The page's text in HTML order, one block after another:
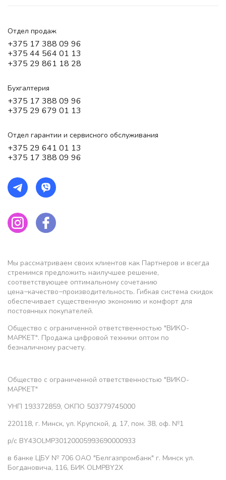
Отдел продаж
+375 17 388 09 96
+375 44 564 01 13
+375 29 861 18 28
Бухгалтерия
+375 17 388 09 96
+375 29 679 01 13
Отдел гарантии и сервисного обслуживания
+375 29 641 01 13
+375 17 388 09 96
Мы рассматриваем своих клиентов как Партнеров и всегда
стремимся предложить наилучшее решение,
соответствующее оптимальному сочетанию
цена−качество−производительность. Гибкая система скидок
обеспечивает существенную экономию и комфорт для
постоянных покупателей.
Общество с ограниченной ответственностью "ВИКО-
МАРКЕТ". Продажа цифровой техники оптом по
безналичному расчету.
Общество с ограниченной ответственностью "ВИКО-
МАРКЕТ"
УНП 193372859, ОКПО 503779745000
220118, г. Минск, ул. Крупской, д. 17, пом. 38, оф. №1
р/с BY43OLMP30120005993690000933
в банке ЦБУ № 706 ОАО "Белгазпромбанк" г. Минск ул.
Богдановича, 116, БИК OLMPBY2X